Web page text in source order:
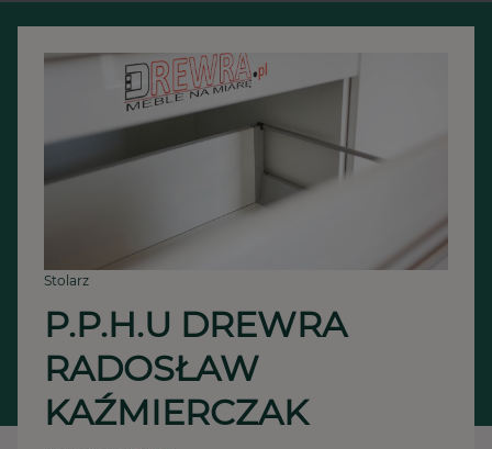
Stolarz
P.P.H.U DREWRA
RADOSŁAW
KAŹMIERCZAK